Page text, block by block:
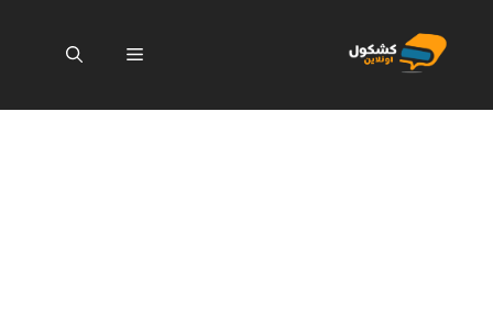
المحتوى
القائمة